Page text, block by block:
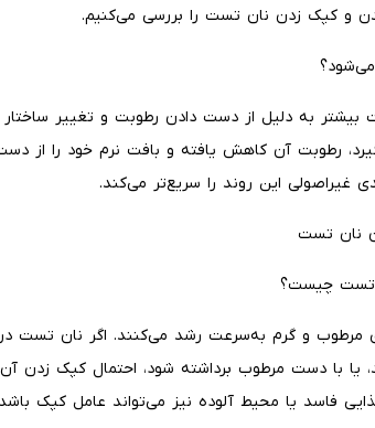
و کپک زدن نان تست را بررسی می‌کنیم.
به دلیل از دست دادن رطوبت و تغییر
رطوبت آن کاهش یافته و بافت نرم خود را از
غیراصولی این روند را سریع‌تر می‌کند.
نان تست
تست چیست؟
و گرم به‌سرعت رشد می‌کنند. اگر نان تست در
با دست مرطوب برداشته شود، احتمال کپک زدن
فاسد یا محیط آلوده نیز می‌تواند عامل کپک